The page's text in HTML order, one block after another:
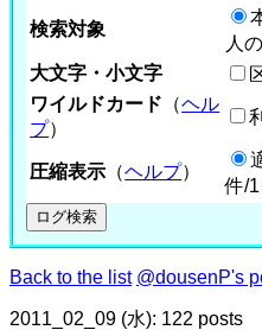
検索対象
人
大文字・小文字
ワイルドカード （ヘル
プ）
圧縮表示 （ヘルプ）
件/1
Back to the list @dousenP's
2011_02_09 (水): 122 posts